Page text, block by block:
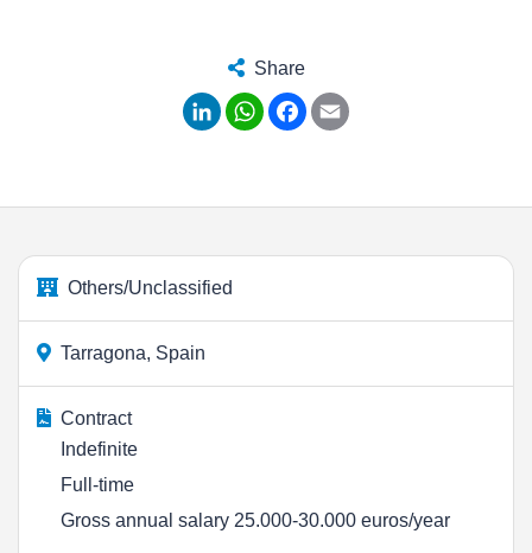
Share
LinkedInWhatsApp
Facebook
Others/Unclassified
Tarragona, Spain
Contract
Indefinite
Full-time
Gross annual salary 25.000-30.000 euros/year